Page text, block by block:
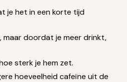
je het in een korte tijd
maar doordat je meer drinkt,
sterk je hem zet.
hoeveelheid cafeïne uit de